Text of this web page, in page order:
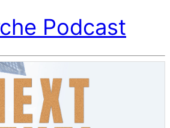
Podcast